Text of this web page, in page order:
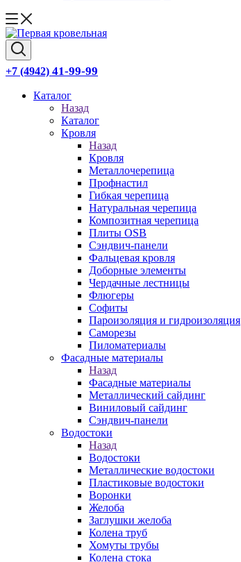
+7 (4942) 41-99-99
Каталог
Назад
Каталог
Кровля
Назад
Кровля
Металлочерепица
Профнастил
Гибкая черепица
Натуральная черепица
Композитная черепица
Плиты OSB
Сэндвич-панели
Фальцевая кровля
Доборные элементы
Чердачные лестницы
Флюгеры
Софиты
Пароизоляция и гидроизоляция
Саморезы
Пиломатериалы
Фасадные материалы
Назад
Фасадные материалы
Металлический сайдинг
Виниловый сайдинг
Сэндвич-панели
Водостоки
Назад
Водостоки
Металлические водостоки
Пластиковые водостоки
Воронки
Желоба
Заглушки желоба
Колена труб
Хомуты трубы
Колена стока